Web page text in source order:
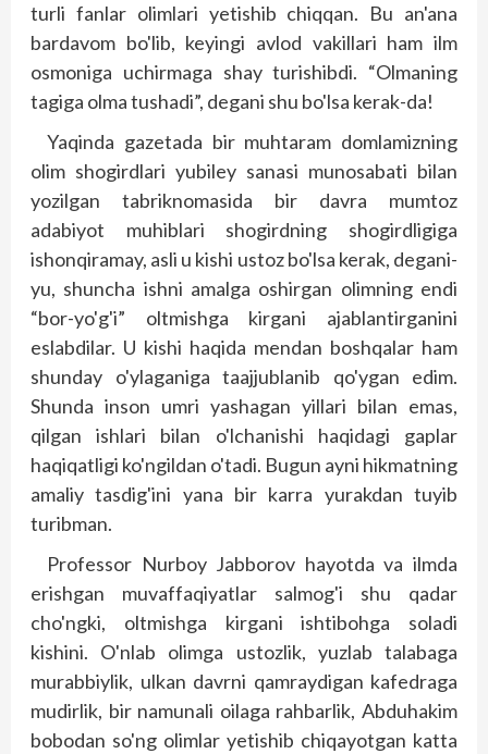
turli fanlar olimlari yetishib chiqqan. Bu an'ana
bardavom bo'lib, keyingi avlod vakillari ham ilm
osmoniga uchirmaga shay turishibdi. “Olmaning
tagiga olma tushadi”, degani shu bo'lsa kerak-da!
Yaqinda gazetada bir muhtaram domlamizning
olim shogirdlari yubiley sanasi munosabati bilan
yozilgan tabriknomasida bir davra mumtoz
adabiyot muhiblari shogirdning shogirdligiga
ishonqiramay, asli u kishi ustoz bo'lsa kerak, degani-
yu, shuncha ishni amalga oshirgan olimning endi
“bor-yo'g'i” oltmishga kirgani ajablantirganini
eslabdilar. U kishi haqida mendan boshqalar ham
shunday o'ylaganiga taajjublanib qo'ygan edim.
Shunda inson umri yashagan yillari bilan emas,
qilgan ishlari bilan o'lchanishi haqidagi gaplar
haqiqatligi ko'ngildan o'tadi. Bugun ayni hikmatning
amaliy tasdig'ini yana bir karra yurakdan tuyib
turibman.
Professor Nurboy Jabborov hayotda va ilmda
erishgan muvaffaqiyatlar salmog'i shu qadar
cho'ngki, oltmishga kirgani ishtibohga soladi
kishini. O'nlab olimga ustozlik, yuzlab talabaga
murabbiylik, ulkan davrni qamraydigan kafedraga
mudirlik, bir namunali oilaga rahbarlik, Abduhakim
bobodan so'ng olimlar yetishib chiqayotgan katta